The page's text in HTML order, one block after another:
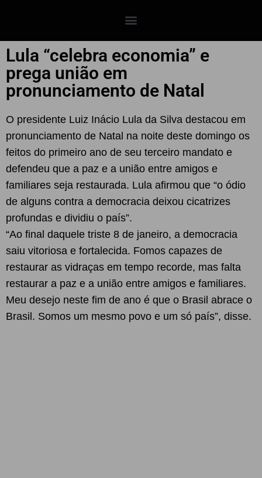
Lula “celebra economia” e
prega união em
pronunciamento de Natal
O presidente Luiz Inácio Lula da Silva destacou em
pronunciamento de Natal na noite deste domingo os
feitos do primeiro ano de seu terceiro mandato e
defendeu que a paz e a união entre amigos e
familiares seja restaurada. Lula afirmou que “o ódio
de alguns contra a democracia deixou cicatrizes
profundas e dividiu o país”.
“Ao final daquele triste 8 de janeiro, a democracia
saiu vitoriosa e fortalecida. Fomos capazes de
restaurar as vidraças em tempo recorde, mas falta
restaurar a paz e a união entre amigos e familiares.
Meu desejo neste fim de ano é que o Brasil abrace o
Brasil. Somos um mesmo povo e um só país”, disse.